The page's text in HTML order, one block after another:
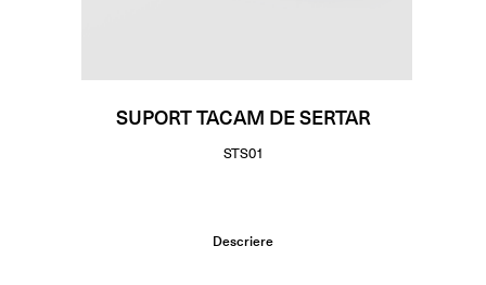
SUPORT TACAM DE SERTAR
STS01
Descriere